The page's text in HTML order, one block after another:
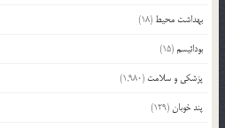
بهداشت محیط (18)
بودائیسم(15)
پزشکی و سلامت (1,980)
پند خوبان(129)